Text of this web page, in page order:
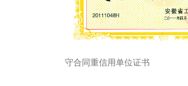
守合同重信用单位证书